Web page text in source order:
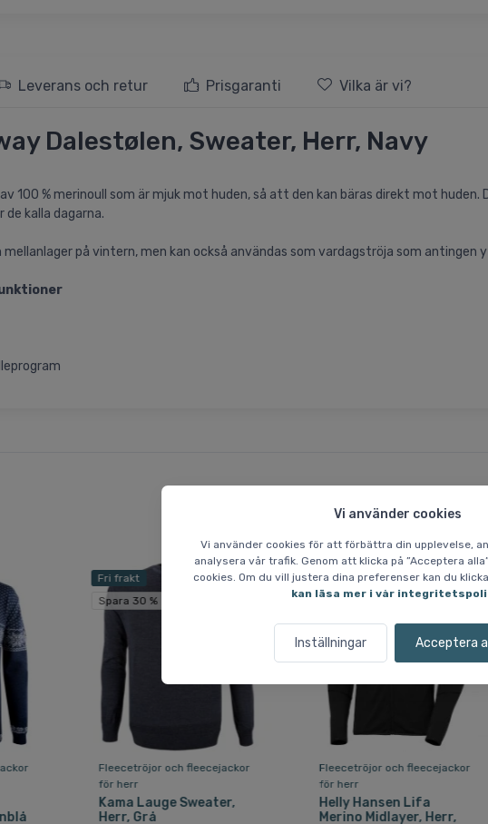
Vi använder cookies
Vi använder cookies för att förbättra din upplevelse,
analysera vår trafik. Genom att klicka på ”Acceptera
cookies. Om du vill justera dina preferenser kan du klicka
kan läsa mer i vår
Inställningar Acceptera
Leverans och retur Prisgaranti Vilka är vi?
Dalestølen, Sweater, Herr, Navy
100 % merinoull som är mjuk mot huden, så att den kan bäras direkt mot
kalla dagarna.
mellanlager på vintern, men kan också användas som vardagströja som antingen
Liknande varor
Fri frakt
Spara 30 %
Fleecetröjor och fleecejackor
för herr
Kama Lauge Sweater,
Herr, Grå
Fri frakt
Fleecetröjor och fleecejackor
för herr
Helly Hansen Lifa
Merino Midlayer, Herr,